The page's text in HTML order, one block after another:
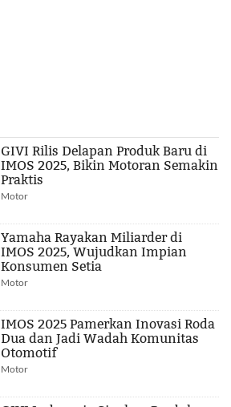
GIVI Rilis Delapan Produk Baru di
IMOS 2025, Bikin Motoran Semakin
Praktis
Motor
Yamaha Rayakan Miliarder di
IMOS 2025, Wujudkan Impian
Konsumen Setia
Motor
IMOS 2025 Pamerkan Inovasi Roda
Dua dan Jadi Wadah Komunitas
Otomotif
Motor